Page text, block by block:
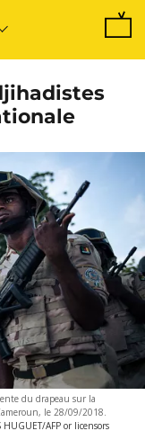
du drapeau sur la
le 28/09/2018.
HUGUET/AFP or licensors